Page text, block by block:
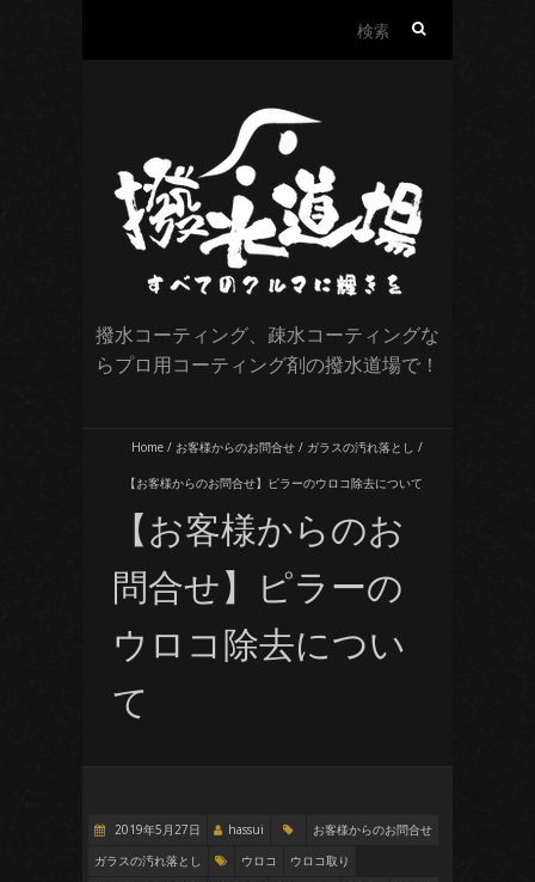
撥水コーティング、疎水コーティングな
らプロ用コーティング剤の撥水道場で！
Home / お客様からのお問合せ / ガラスの汚れ落とし /
【お客様からのお問合せ】ピラーのウロコ除去について
【お客様からのお
問合せ】ピラーの
ウロコ除去につい
て
2019年5月27日 hassui
お客様からのお問合せ
ガラスの汚れ落とし
ウロコ
ウロコ取り